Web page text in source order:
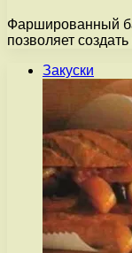
Фаршированный
позволяет
Закуски